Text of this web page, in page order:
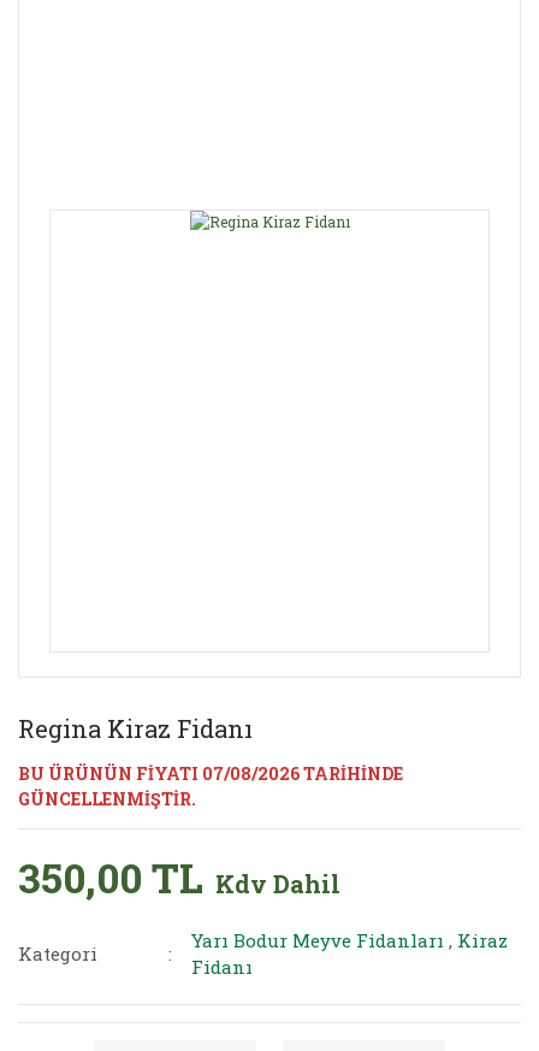
Regina Kiraz Fidanı
BU ÜRÜNÜN FİYATI 07/08/2026 TARİHİNDE
GÜNCELLENMİŞTİR.
350,00 TL Kdv Dahil
Kategori
Yarı Bodur Meyve Fidanları , Kiraz
Fidanı